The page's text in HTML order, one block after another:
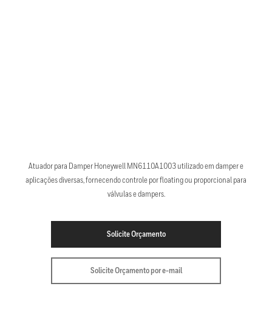
Atuador para Damper Honeywell MN6110A1003 utilizado em damper e
aplicações diversas, fornecendo controle por floating ou proporcional para
válvulas e dampers.
Solicite Orçamento
Solicite Orçamento por e-mail